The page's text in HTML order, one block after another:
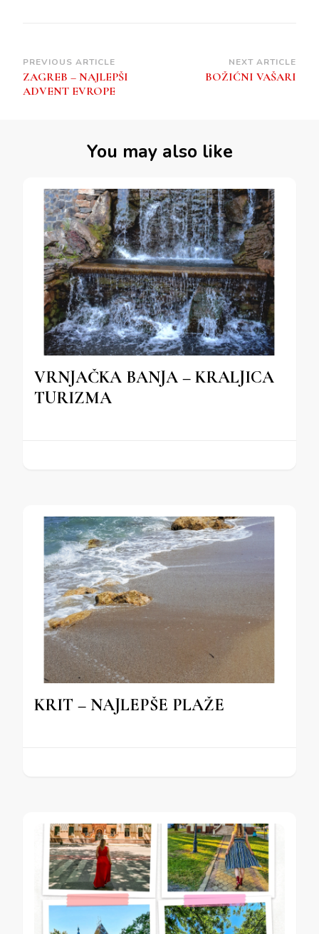
Post
Navigation
PREVIOUS ARTICLE
ZAGREB – NAJLEPŠI
ADVENT EVROPE
NEXT ARTICLE
BOŽIĆNI VAŠARI
You may also like
VRNJAČKA BANJA – KRALJICA
TURIZMA
KRIT – NAJLEPŠE PLAŽE